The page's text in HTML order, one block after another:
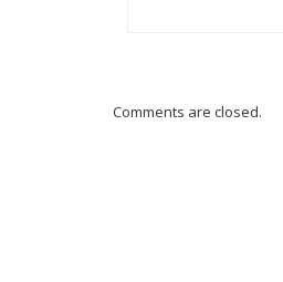
Comments are closed.